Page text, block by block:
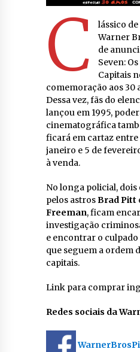
C
lássico
Warner
de
Seven:
Capitais
comemoração aos 30
Dessa vez, fãs do
lançou em 1995,
cinematográfica
ficará em cartaz entre
janeiro e 5 de
à venda.
No longa policial,
pelos astrosBrad Pitt
Freeman, ficam
investigação
e encontrar o culpado
que seguem a ordem
capitais.
Link para comprar
Redes sociais da